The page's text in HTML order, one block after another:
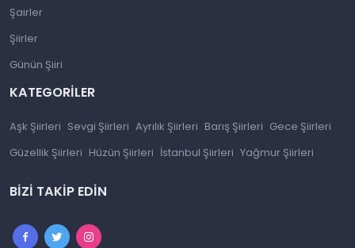
Şairler
Şiirler
Günün Şiiri
KATEGORILER
Aşk Şiirleri Sevgi Şiirleri Ayrılık Şiirleri Barış Şiirleri Gece Şiirleri
Güzellik Şiirleri Hüzün Şiirleri İstanbul Şiirleri Yağmur Şiirleri
BIZI TAKIP EDIN